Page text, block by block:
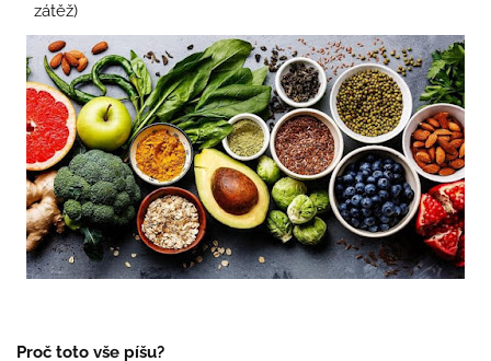
zátěž)
Proč toto vše píšu?